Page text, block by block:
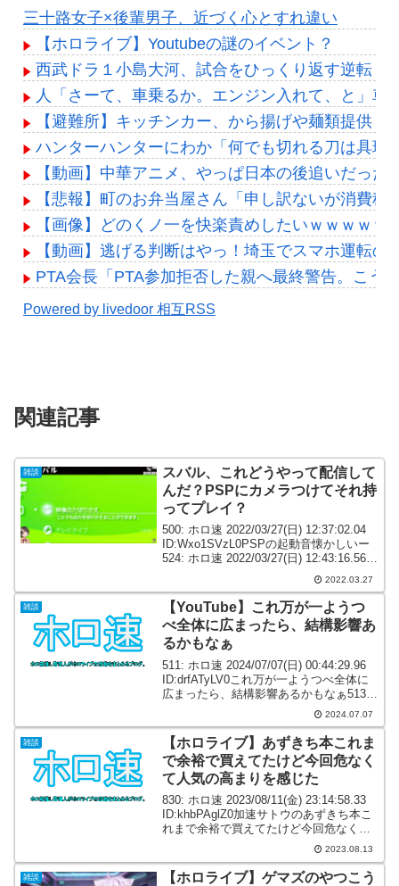
三十路女子×後輩男子、近づく心とすれ違い
【ホロライブ】Youtubeの謎のイベント？
西武ドラ１小島大河、試合をひっくり返す逆転２
人「さーて、車乗るか。エンジン入れて、と」
【避難所】キッチンカー、から揚げや麺類提供
ハンターハンターにわか「何でも切れる刀は具現
【動画】中華アニメ、やっぱ日本の後追いだった
【悲報】町のお弁当屋さん「申し訳ないが消費
【画像】どのくノ一を快楽責めしたいｗｗｗｗｗ
【動画】逃げる判断はやっ！埼玉でスマホ運転
PTA会長「PTA参加拒否した親へ最終警告。こう
Powered by livedoor 相互RSS
関連記事
雑談
スバル、これどうやって配信して
んだ？PSPにカメラつけてそれ持
ってプレイ？
500: ホロ速 2022/03/27(日) 12:37:02.04
ID:Wxo1SVzL0PSPの起動音懐かしいー
524: ホロ速 2022/03/27(日) 12:43:16.56
ID:RMNKi68R0これPSPなのか589: ホ...
2022.03.27
雑談
【YouTube】これ万が一ようつ
べ全体に広まったら、結構影響あ
るかもなぁ
511: ホロ速 2024/07/07(日) 00:44:29.96
ID:drfATyLV0これ万が一ようつべ全体に
広まったら、結構影響あるかもなぁ513:
ホロ速 2024/07/07(日) 00:46:06.772024.07.07
雑談
【ホロライブ】あずきち本これま
で余裕で買えてたけど今回危なく
て人気の高まりを感じた
830: ホロ速 2023/08/11(金) 23:14:58.33
ID:khbPAglZ0加速サトウのあずきち本こ
れまで余裕で買えてたけど今回危なくて
人気の高まりを感じた860: ホロ速2023.08.13
雑談 【ホロライブ】ゲマズのやつこう